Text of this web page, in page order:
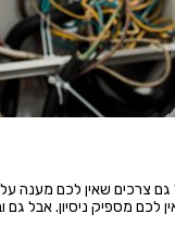
גם צרכים שאין לכם מענה
מספיק ניסיון. אבל